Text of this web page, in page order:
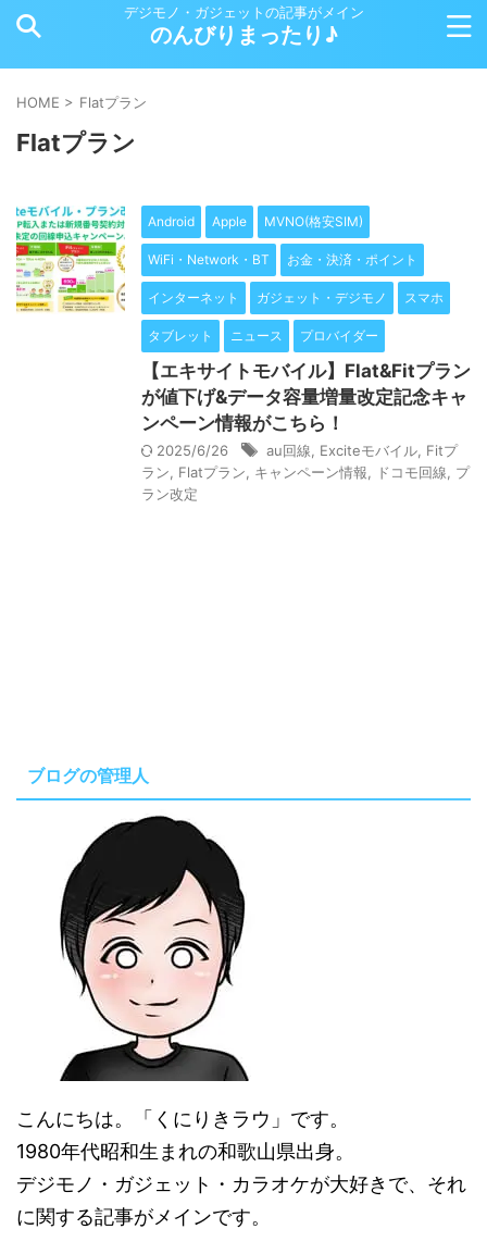
デジモノ・ガジェットの記事がメイン
のんびりまったり♪
HOME > Flatプラン
Flatプラン
Android Apple MVNO(格安SIM)
WiFi・Network・BT お金・決済・ポイント
インターネット ガジェット・デジモノ スマホ
タブレット ニュース プロバイダー
【エキサイトモバイル】Flat&Fitプラン
が値下げ&データ容量増量改定記念キャ
ンペーン情報がこちら！
2025/6/26 au回線 Exciteモバイル Fitプ
ラン
Flatプラン キャンペーン情報 ドコモ回線
プ
ラン改定
ブログの管理人
こんにちは。「くにりきラウ」です。
1980年代昭和生まれの和歌山県出身。
デジモノ・ガジェット・カラオケが大好きで、それ
に関する記事がメインです。